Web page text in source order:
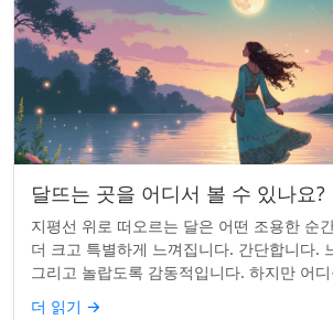
달뜨는 곳을 어디서 볼 수 있나요?
지평선 위로 떠오르는 달은 어떤 조용한 순
더 크고 특별하게 느껴집니다. 간단합니다.
그리고 놀랍도록 감동적입니다. 하지만 어
면 잡기 쉽지 않을 수 있습니...
더 읽기 →